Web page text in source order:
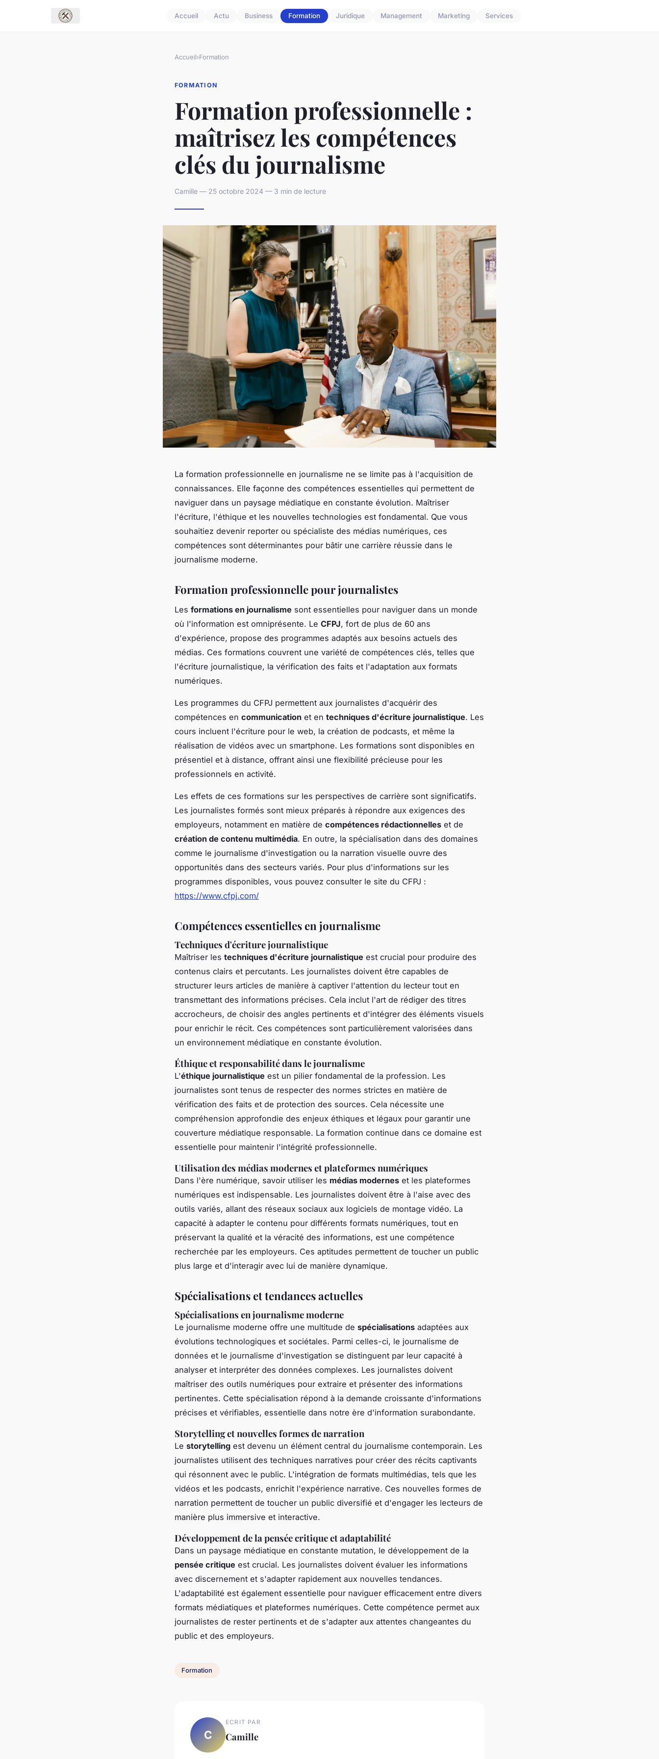
Accueil Actu Business Formation Juridique Management Marketing Services
Accueil›Formation
FORMATION
Formation professionnelle :
maîtrisez les compétences
clés du journalisme
Camille — 25 octobre 2024 — 3 min de lecture
La formation professionnelle en journalisme ne se limite pas à l'acquisition de
connaissances. Elle façonne des compétences essentielles qui permettent de
naviguer dans un paysage médiatique en constante évolution. Maîtriser
l'écriture, l'éthique et les nouvelles technologies est fondamental. Que vous
souhaitiez devenir reporter ou spécialiste des médias numériques, ces
compétences sont déterminantes pour bâtir une carrière réussie dans le
journalisme moderne.
Formation professionnelle pour journalistes
Les formations en journalisme sont essentielles pour naviguer dans un monde
où l'information est omniprésente. Le CFPJ, fort de plus de 60 ans
d'expérience, propose des programmes adaptés aux besoins actuels des
médias. Ces formations couvrent une variété de compétences clés, telles que
l'écriture journalistique, la vérification des faits et l'adaptation aux formats
numériques.
Les programmes du CFPJ permettent aux journalistes d'acquérir des
compétences en communication et en techniques d'écriture journalistique. Les
cours incluent l'écriture pour le web, la création de podcasts, et même la
réalisation de vidéos avec un smartphone. Les formations sont disponibles en
présentiel et à distance, offrant ainsi une flexibilité précieuse pour les
professionnels en activité.
Les effets de ces formations sur les perspectives de carrière sont significatifs.
Les journalistes formés sont mieux préparés à répondre aux exigences des
employeurs, notamment en matière de compétences rédactionnelles et de
création de contenu multimédia. En outre, la spécialisation dans des domaines
comme le journalisme d'investigation ou la narration visuelle ouvre des
opportunités dans des secteurs variés. Pour plus d'informations sur les
programmes disponibles, vous pouvez consulter le site du CFPJ :
https://www.cfpj.com/
Compétences essentielles en journalisme
Techniques d'écriture journalistique
Maîtriser les techniques d'écriture journalistique est crucial pour produire des
contenus clairs et percutants. Les journalistes doivent être capables de
structurer leurs articles de manière à captiver l'attention du lecteur tout en
transmettant des informations précises. Cela inclut l'art de rédiger des titres
accrocheurs, de choisir des angles pertinents et d'intégrer des éléments visuels
pour enrichir le récit. Ces compétences sont particulièrement valorisées dans
un environnement médiatique en constante évolution.
Éthique et responsabilité dans le journalisme
L'éthique journalistique est un pilier fondamental de la profession. Les
journalistes sont tenus de respecter des normes strictes en matière de
vérification des faits et de protection des sources. Cela nécessite une
compréhension approfondie des enjeux éthiques et légaux pour garantir une
couverture médiatique responsable. La formation continue dans ce domaine est
essentielle pour maintenir l'intégrité professionnelle.
Utilisation des médias modernes et plateformes numériques
Dans l'ère numérique, savoir utiliser les médias modernes et les plateformes
numériques est indispensable. Les journalistes doivent être à l'aise avec des
outils variés, allant des réseaux sociaux aux logiciels de montage vidéo. La
capacité à adapter le contenu pour différents formats numériques, tout en
préservant la qualité et la véracité des informations, est une compétence
recherchée par les employeurs. Ces aptitudes permettent de toucher un public
plus large et d'interagir avec lui de manière dynamique.
Spécialisations et tendances actuelles
Spécialisations en journalisme moderne
Le journalisme moderne offre une multitude de spécialisations adaptées aux
évolutions technologiques et sociétales. Parmi celles-ci, le journalisme de
données et le journalisme d'investigation se distinguent par leur capacité à
analyser et interpréter des données complexes. Les journalistes doivent
maîtriser des outils numériques pour extraire et présenter des informations
pertinentes. Cette spécialisation répond à la demande croissante d'informations
précises et vérifiables, essentielle dans notre ère d'information surabondante.
Storytelling et nouvelles formes de narration
Le storytelling est devenu un élément central du journalisme contemporain. Les
journalistes utilisent des techniques narratives pour créer des récits captivants
qui résonnent avec le public. L'intégration de formats multimédias, tels que les
vidéos et les podcasts, enrichit l'expérience narrative. Ces nouvelles formes de
narration permettent de toucher un public diversifié et d'engager les lecteurs de
manière plus immersive et interactive.
Développement de la pensée critique et adaptabilité
Dans un paysage médiatique en constante mutation, le développement de la
pensée critique est crucial. Les journalistes doivent évaluer les informations
avec discernement et s'adapter rapidement aux nouvelles tendances.
L'adaptabilité est également essentielle pour naviguer efficacement entre divers
formats médiatiques et plateformes numériques. Cette compétence permet aux
journalistes de rester pertinents et de s'adapter aux attentes changeantes du
public et des employeurs.
Formation
C
ECRIT PAR
Camille